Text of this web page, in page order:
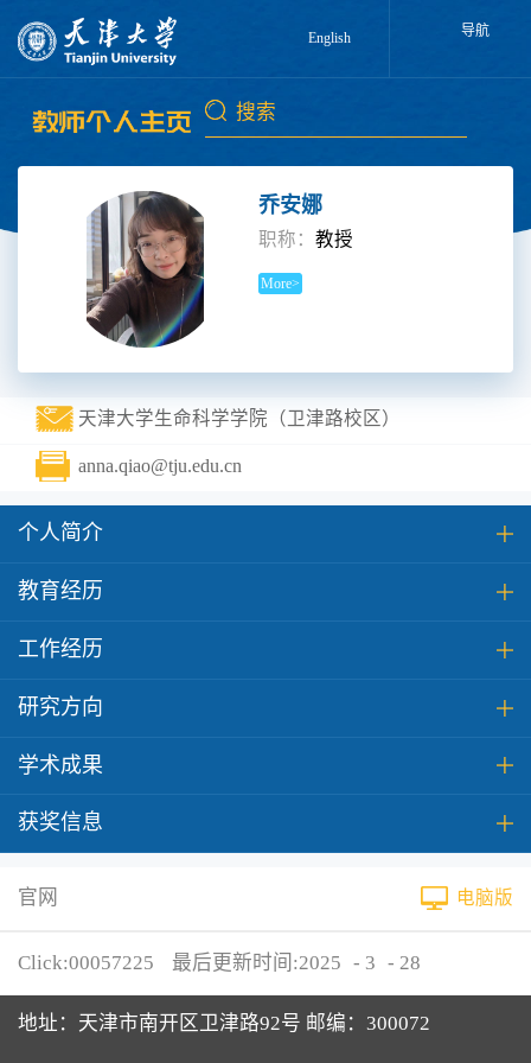
English 导航
乔安娜
职称：教授
More>
天津大学生命科学学院（卫津路校区）
anna.qiao@tju.edu.cn
个人简介
教育经历
工作经历
研究方向
学术成果
获奖信息
官网 电脑版
Click:00057225 最后更新时间:2025 - 3 - 28
地址：天津市南开区卫津路92号 邮编：300072